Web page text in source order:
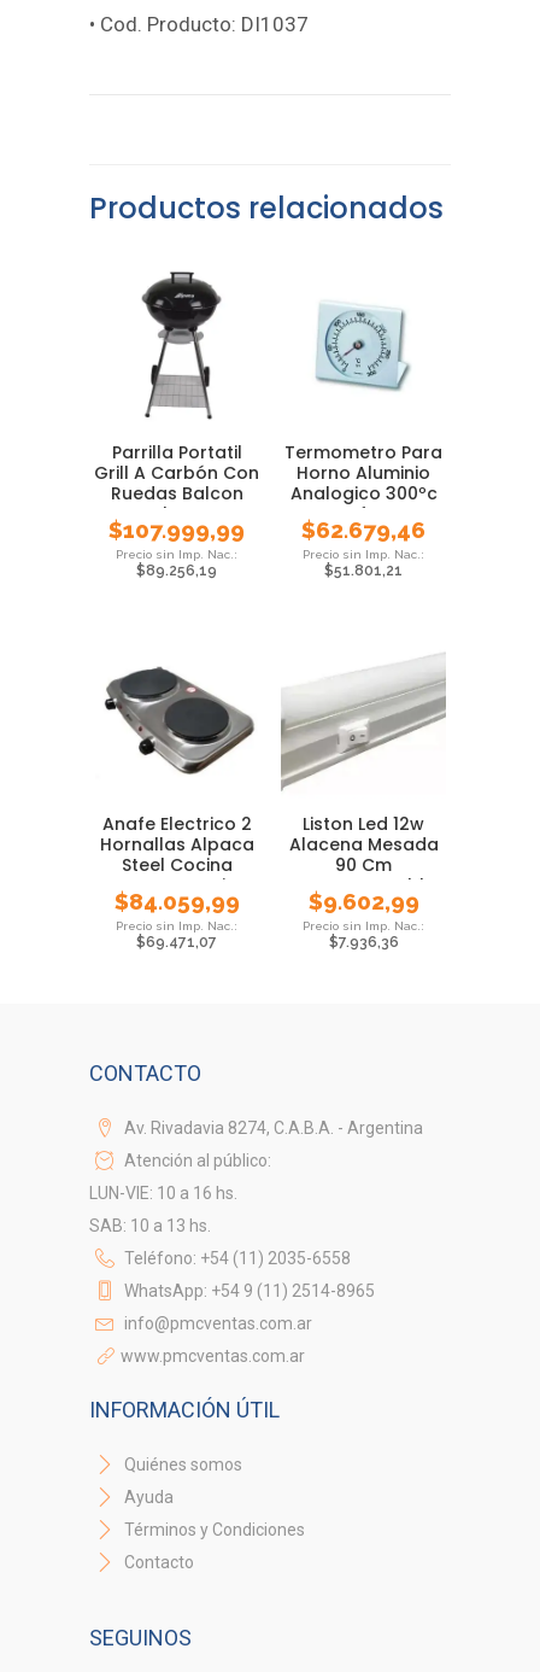
• Cod. Producto: DI1037
Productos relacionados
Parrilla Portatil
Grill A Carbón Con
Ruedas Balcon
Barbacoa
$107.999,99
$89.256,19
Termometro Para
Horno Aluminio
Analogico 300ºc
Tfa
$62.679,46
$51.801,21
Anafe Electrico 2
Hornallas Alpaca
Steel Cocina
Acero Inoxi
$84.059,99
$69.471,07
Liston Led 12w
Alacena Mesada
90 Cm
Interconectable
Luz Fria
$9.602,99
$7.936,36
CONTACTO
Av. Rivadavia 8274, C.A.B.A. - Argentina
Atención al público:
LUN-VIE: 10 a 16 hs.
SAB: 10 a 13 hs.
Teléfono: +54 (11) 2035-6558
WhatsApp: +54 9 (11) 2514-8965
info@pmcventas.com.ar
www.pmcventas.com.ar
INFORMACIÓN ÚTIL
Quiénes somos
Ayuda
Términos y Condiciones
Contacto
SEGUINOS